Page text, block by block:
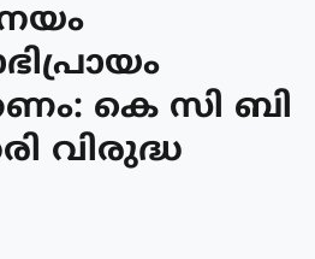
കെ സി ബി
വിരുദ്ധ